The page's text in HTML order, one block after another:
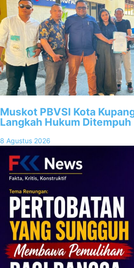
Muskot PBVSI Kota
Langkah Hukum Ditempuh
8 Agustus 2026